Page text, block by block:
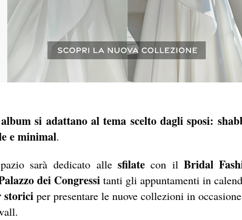
si adattano al tema scelto dagli sposi:
e minimal.
sarà dedicato alle sfilate con il Bridal
dei Congressi tanti gli appuntamenti in
storici per presentare le nuove collezioni in